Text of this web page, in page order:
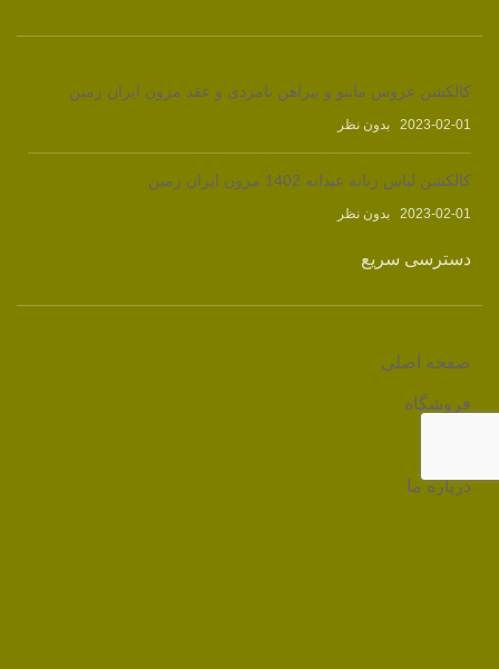
کالکشن عروس مانتو و پیراهن نامزدی و عقد مزون ایران زمین
2023-02-01 بدون نظر
کالکشن لباس زنانه عیدانه 1402 مزون ایران زمین
2023-02-01 بدون نظر
دسترسی سریع
صفحه اصلی
فروشگاه
درباره ما